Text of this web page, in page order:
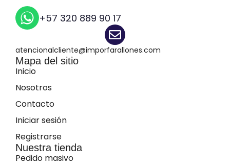
+57 320 889 90 17
atencionalcliente@imporfarallones.com
Mapa del sitio
Inicio
Nosotros
Contacto
Iniciar sesión
Registrarse
Nuestra tienda
Pedido masivo